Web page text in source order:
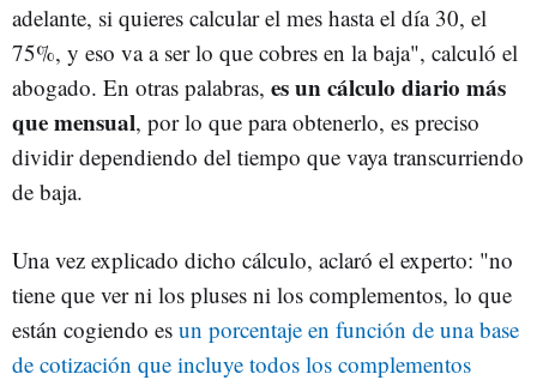
adelante, si quieres calcular el mes hasta el día 30, el
75%, y eso va a ser lo que cobres en la baja", calculó el
abogado. En otras palabras, es un cálculo diario más
que mensual, por lo que para obtenerlo, es preciso
dividir dependiendo del tiempo que vaya transcurriendo
de baja.
Una vez explicado dicho cálculo, aclaró el experto: "no
tiene que ver ni los pluses ni los complementos, lo que
están cogiendo es un porcentaje en función de una base
de cotización que incluye todos los complementos